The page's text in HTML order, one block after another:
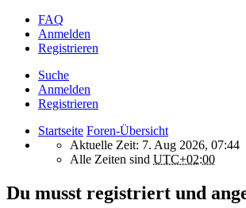
FAQ
Anmelden
Registrieren
Suche
Anmelden
Registrieren
Startseite Foren-Übersicht
Aktuelle Zeit: 7. Aug 2026, 07:44
Alle Zeiten sind UTC+02:00
Du musst registriert und